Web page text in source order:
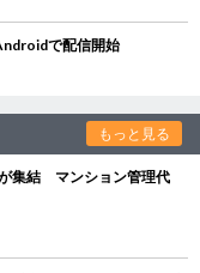
で配信開始
もっと見る
集結 マンション管理代